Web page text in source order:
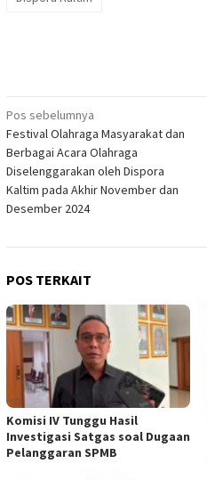
Navigasi
pos
Pos sebelumnya
Festival Olahraga Masyarakat dan
Berbagai Acara Olahraga
Diselenggarakan oleh Dispora
Kaltim pada Akhir November dan
Desember 2024
POS TERKAIT
Komisi IV Tunggu Hasil
Investigasi Satgas soal Dugaan
Pelanggaran SPMB